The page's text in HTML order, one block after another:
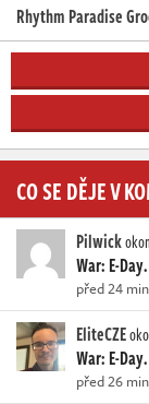
Rhythm Paradise
CO SE DĚJE V
Pilwick
War: E-
před 24
EliteCZE
War: E-
před 26